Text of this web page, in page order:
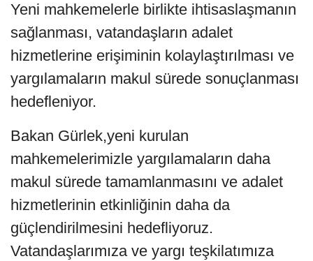
Yeni mahkemelerle birlikte ihtisaslaşmanın
sağlanması, vatandaşların adalet
hizmetlerine erişiminin kolaylaştırılması ve
yargılamaların makul sürede sonuçlanması
hedefleniyor.
Bakan Gürlek,yeni kurulan
mahkemelerimizle yargılamaların daha
makul sürede tamamlanmasını ve adalet
hizmetlerinin etkinliğinin daha da
güçlendirilmesini hedefliyoruz.
Vatandaşlarımıza ve yargı teşkilatımıza